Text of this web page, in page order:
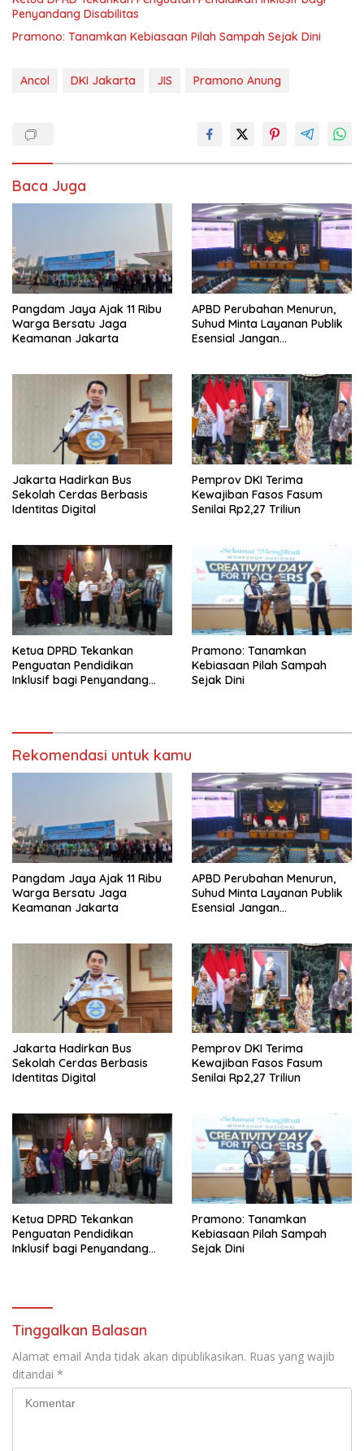
Penyandang Disabilitas
Pramono: Tanamkan Kebiasaan Pilah Sampah Sejak Dini
Ancol DKI Jakarta JIS Pramono Anung
Baca Juga
Pangdam Jaya Ajak 11 Ribu
Warga Bersatu Jaga
Keamanan Jakarta
APBD Perubahan Menurun,
Suhud Minta Layanan Publik
Esensial Jangan
Jakarta Hadirkan Bus
Sekolah Cerdas Berbasis
Identitas Digital
Pemprov DKI Terima
Kewajiban Fasos Fasum
Senilai Rp2,27 Triliun
Ketua DPRD Tekankan
Penguatan Pendidikan
Inklusif bagi Penyandang
Pramono: Tanamkan
Kebiasaan Pilah Sampah
Sejak Dini
Rekomendasi untuk kamu
Pangdam Jaya Ajak 11 Ribu
Warga Bersatu Jaga
Keamanan Jakarta
APBD Perubahan Menurun,
Suhud Minta Layanan Publik
Esensial Jangan
Jakarta Hadirkan Bus
Sekolah Cerdas Berbasis
Identitas Digital
Pemprov DKI Terima
Kewajiban Fasos Fasum
Senilai Rp2,27 Triliun
Ketua DPRD Tekankan
Penguatan Pendidikan
Inklusif bagi Penyandang
Pramono: Tanamkan
Kebiasaan Pilah Sampah
Sejak Dini
Tinggalkan Balasan
Alamat email Anda tidak akan dipublikasikan. Ruas yang wajib
ditandai *